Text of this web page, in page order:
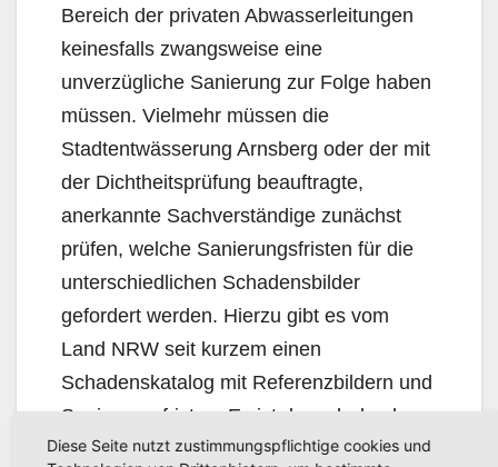
Bereich der privaten Abwasserleitungen
keinesfalls zwangsweise eine
unverzügliche Sanierung zur Folge haben
müssen. Vielmehr müssen die
Stadtentwässerung Arnsberg oder der mit
der Dichtheitsprüfung beauftragte,
anerkannte Sachverständige zunächst
prüfen, welche Sanierungsfristen für die
unterschiedlichen Schadensbilder
gefordert werden. Hierzu gibt es vom
Land NRW seit kurzem einen
Schadenskatalog mit Referenzbildern und
Sanierungsfristen. Es ist danach durchaus
möglich, geringfügige Schäden erst in 5
Diese Seite nutzt zustimmungspflichtige cookies und